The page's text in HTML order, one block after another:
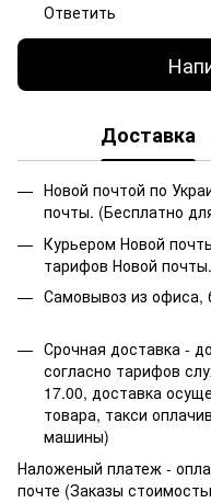
Ответить
Доставка
Новой почтой по
почты. (Бесплатно
Курьером Новой
тарифов Новой почты.
Самовывоз из офиса,
Срочная доставка -
согласно тарифов
17.00, доставка
товара, такси
машины)
Наложеный платеж -
почте (Заказы